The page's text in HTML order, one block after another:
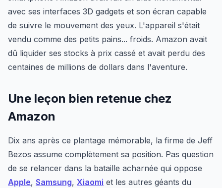
avec ses interfaces 3D gadgets et son écran capable
de suivre le mouvement des yeux. L'appareil s'était
vendu comme des petits pains... froids. Amazon avait
dû liquider ses stocks à prix cassé et avait perdu des
centaines de millions de dollars dans l'aventure.
Une leçon bien retenue chez
Amazon
Dix ans après ce plantage mémorable, la firme de Jeff
Bezos assume complètement sa position. Pas question
de se relancer dans la bataille acharnée qui oppose
Apple, Samsung, Xiaomi et les autres géants du